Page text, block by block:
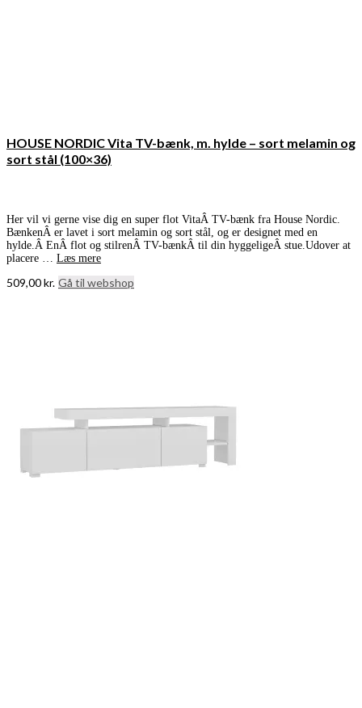
HOUSE NORDIC Vita TV-bænk, m. hylde – sort melamin og
sort stål (100×36)
Her vil vi gerne vise dig en super flot VitaÂ TV-bænk fra House Nordic.
BænkenÂ er lavet i sort melamin og sort stål, og er designet med en
hylde.Â EnÂ flot og stilrenÂ TV-bænkÂ til din hyggeligeÂ stue.Udover at
placere … Læs mere
509,00kr. Gå til webshop